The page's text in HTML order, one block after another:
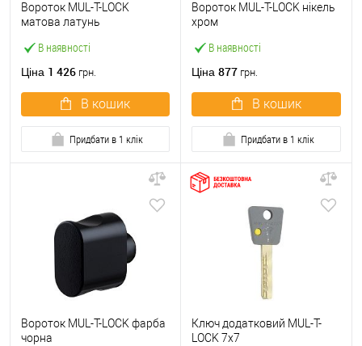
В наявності
Вороток MUL-T-LOCK
матова латунь
Ціна 1 426 грн.
В кошик
Придбати в 1 клік
В наявності
Вороток MUL-T-LOCK нікель
хром
Ціна 877 грн.
В кошик
Придбати в 1 клік
Вороток MUL-T-LOCK фарба
чорна
Ключ додатковий MUL-T-
LOCK 7x7